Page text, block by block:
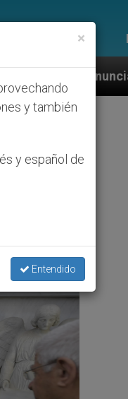
caso de obispo
×
y también
y español de
Entendido